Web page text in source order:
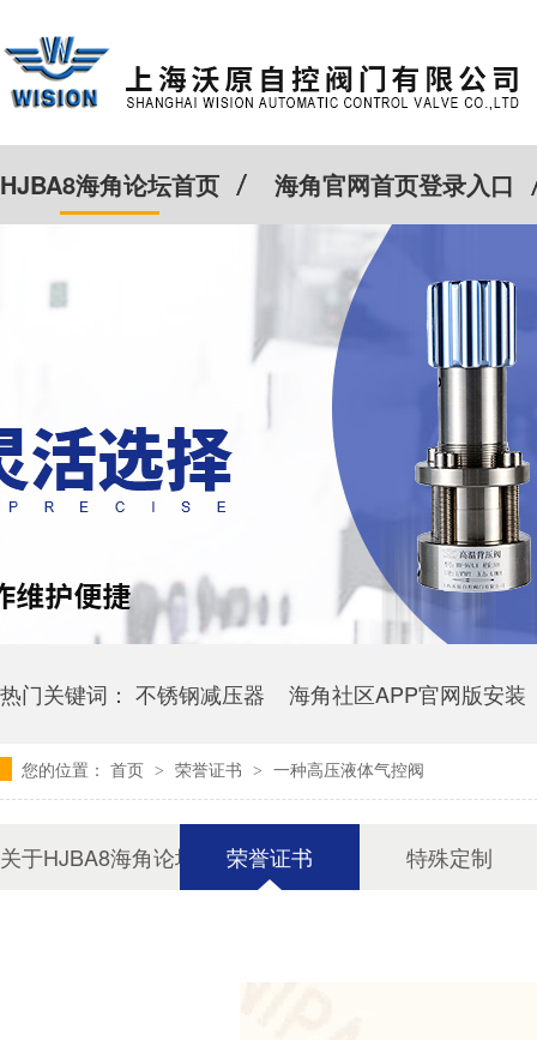
HJBA8海角论坛首页 海角官网首页登录入口
Cv计算器
热门关键词： 不锈钢减压器 海角社区APP官网版安装
上海卫生级海角官网首页登录入口 卫生级海角官网首
您的位置： 首页 > 荣誉证书 > 一种高压液体气控阀
关于HJBA8海角论坛海角社区APP简版下载
荣誉证书 特殊定制